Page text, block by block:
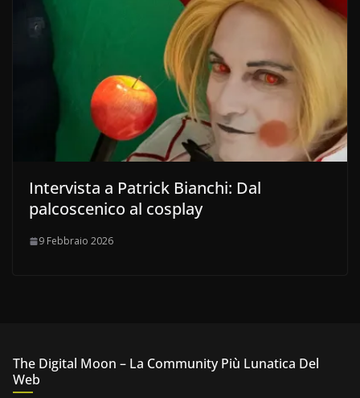
Intervista a Patrick Bianchi: Dal
palcoscenico al cosplay
9 Febbraio 2026
The Digital Moon – La Community Più Lunatica Del
Web